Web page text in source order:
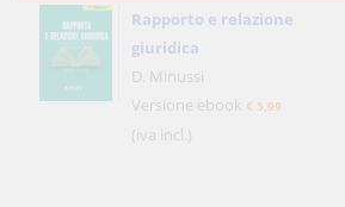
Rapporto e relazione
giuridica
D. Minussi
Versione ebook € 5,99
(iva incl.)